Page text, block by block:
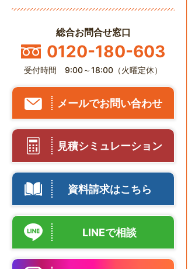
総合お問合せ窓口
0120-180-603
受付時間 9:00～18:00（火曜定休）
メールでお問い合わせ
見積シミュレーション
資料請求はこちら
LINEで相談